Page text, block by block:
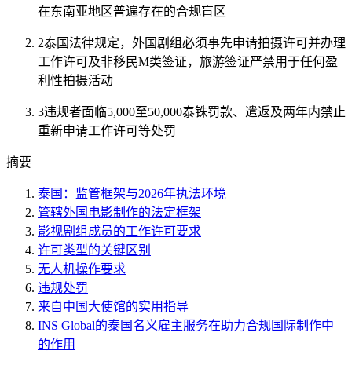
在东南亚地区普遍存在的合规盲区
2泰国法律规定，外国剧组必须事先申请拍摄许可并办理
工作许可及非移民M类签证，旅游签证严禁用于任何盈
利性拍摄活动
3违规者面临5,000至50,000泰铢罚款、遣返及两年内禁止
重新申请工作许可等处罚
摘要
泰国：监管框架与2026年执法环境
管辖外国电影制作的法定框架
影视剧组成员的工作许可要求
许可类型的关键区别
无人机操作要求
违规处罚
来自中国大使馆的实用指导
INS Global的泰国名义雇主服务在助力合规国际制作中
的作用